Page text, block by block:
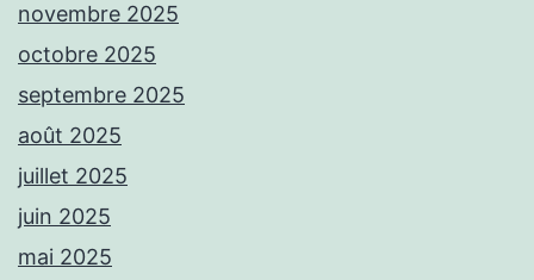
novembre 2025
octobre 2025
septembre 2025
août 2025
juillet 2025
juin 2025
mai 2025